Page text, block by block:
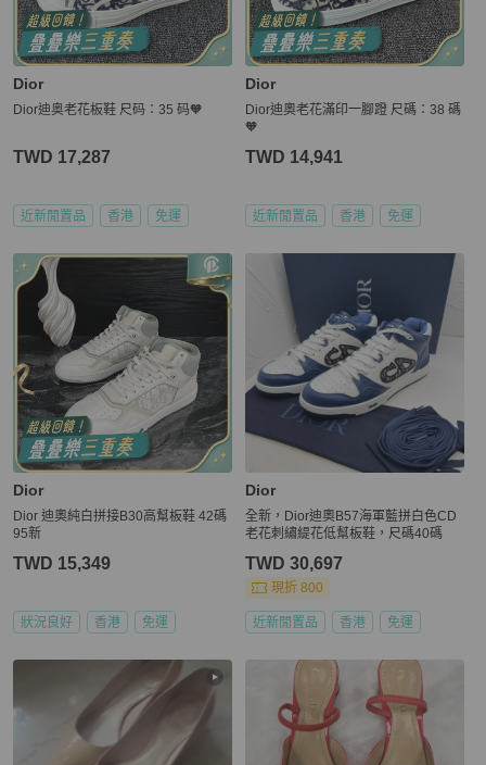
Dior
Dior迪奥老花板鞋 尺码：35 码🧡
TWD 17,287
近新閒置品 香港 免運
Dior
Dior迪奧老花滿印一腳蹬 尺碼：38 碼
🧡
TWD 14,941
近新閒置品 香港 免運
Dior
Dior 迪奧純白拼接B30高幫板鞋 42碼
95新
TWD 15,349
狀況良好 香港 免運
Dior
全新，Dior迪奧B57海軍藍拼白色CD
老花刺繡緹花低幫板鞋，尺碼40碼
TWD 30,697
現折 800
近新閒置品 香港 免運